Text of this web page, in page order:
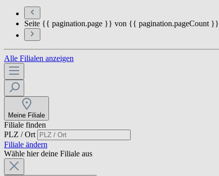
Seite {{ pagination.page }} von {{ pagination.pageCount }}
Alle Filialen anzeigen
Meine Filiale
Filiale finden
PLZ / Ort
Filiale ändern
Wähle hier deine Filiale aus